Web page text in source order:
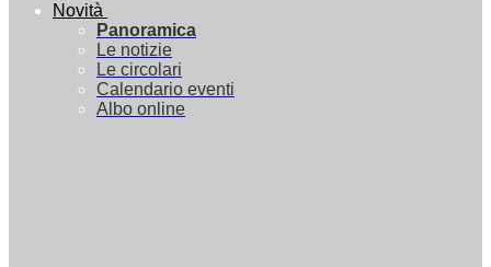
Novità
Panoramica
Le notizie
Le circolari
Calendario eventi
Albo online